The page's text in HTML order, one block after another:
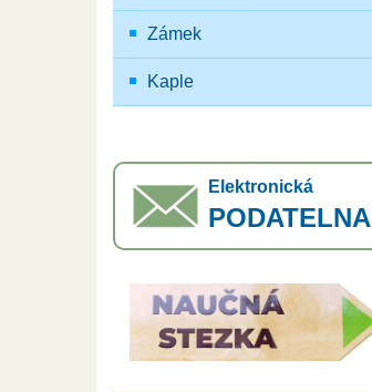
Zámek
Kaple
Elektronická
PODATELNA